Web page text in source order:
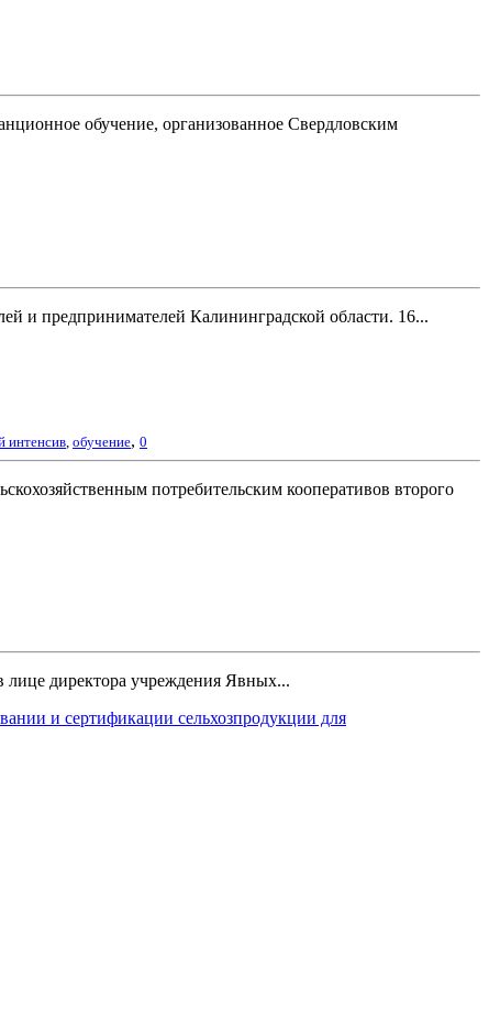
обучение, организованное Свердловским
и предпринимателей Калининградской области. 16...
интенсив обучение, 0
потребительским кооперативов второго
директора учреждения Явных...
и сертификации сельхозпродукции для